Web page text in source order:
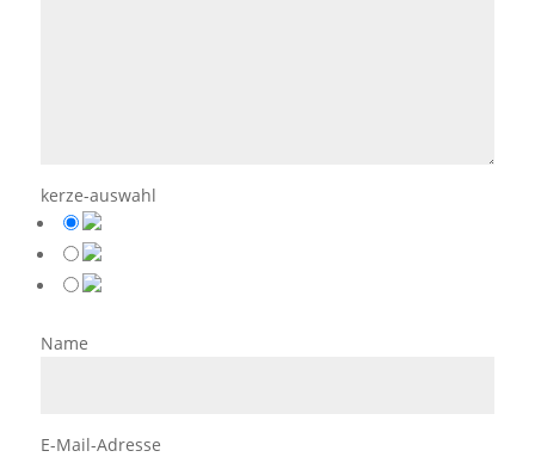
kerze-auswahl
Name
E-Mail-Adresse